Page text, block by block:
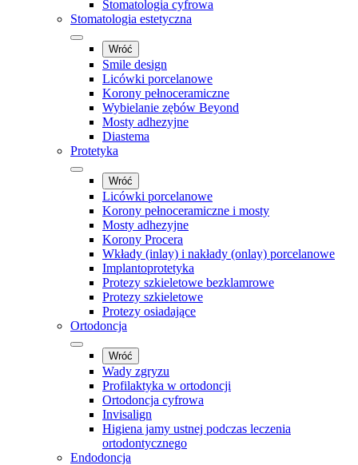
Stomatologia cyfrowa
Stomatologia estetyczna
Wróć
Smile design
Licówki porcelanowe
Korony pełnoceramiczne
Wybielanie zębów Beyond
Mosty adhezyjne
Diastema
Protetyka
Wróć
Licówki porcelanowe
Korony pełnoceramiczne i mosty
Mosty adhezyjne
Korony Procera
Wkłady (inlay) i nakłady (onlay) porcelanowe
Implantoprotetyka
Protezy szkieletowe bezklamrowe
Protezy szkieletowe
Protezy osiadające
Ortodoncja
Wróć
Wady zgryzu
Profilaktyka w ortodoncji
Ortodoncja cyfrowa
Invisalign
Higiena jamy ustnej podczas leczenia
ortodontycznego
Endodoncja